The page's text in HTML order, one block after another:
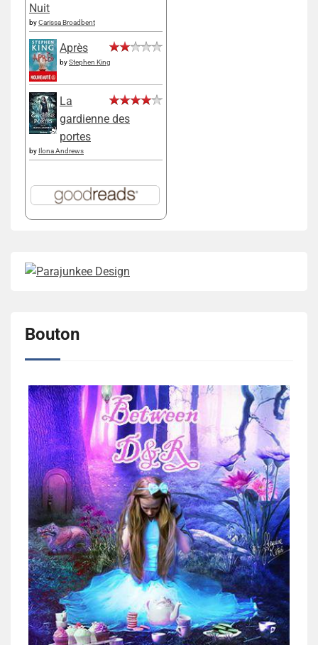
Nuit
byCarissa Broadbent
Après
byStephen King
La
gardienne des
portes
by Ilona Andrews
Bouton